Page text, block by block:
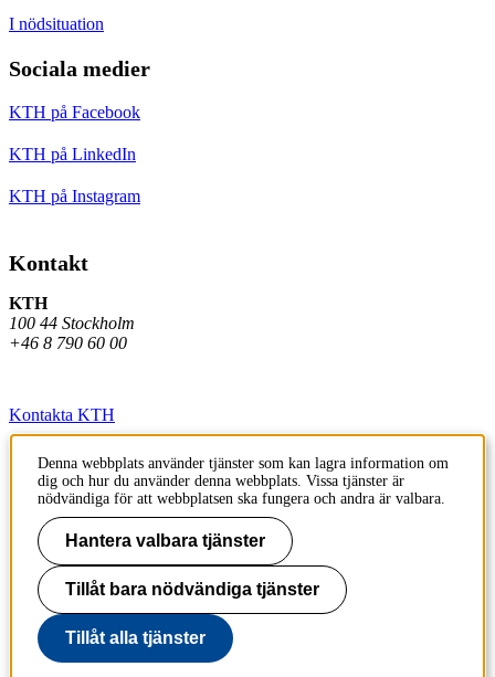
I nödsituation
Sociala medier
KTH på Facebook
KTH på LinkedIn
KTH på Instagram
Kontakt
KTH
100 44 Stockholm
+46 8 790 60 00
Kontakta KTH
Jobba på KTH
Press och media
Faktura och betalning KTH
Om KTH:s webbplatser
Tillgänglighetsredogörelse
Denna webbplats använder tjänster som kan lagra information om
dig och hur du använder denna webbplats. Vissa tjänster är
nödvändiga för att webbplatsen ska fungera och andra är valbara.
Hantera valbara tjänster
Tillåt bara nödvändiga tjänster
Tillåt alla tjänster